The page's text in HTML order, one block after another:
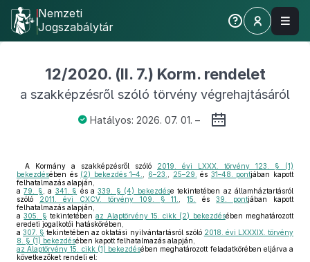
Nemzeti
Jogszabálytár
12/2020. (II. 7.) Korm. rendelet
a szakképzésről szóló törvény végrehajtásáról
Hatályos: 2026. 07. 01. –
A Kormány a szakképzésről szóló 2019. évi LXXX. törvény 123. § (1)
bekezdésében és (2) bekezdés 1–4. 6–23. 25–29. és 31–48. pontjában kapott
felhatalmazás alapján,
a79. § , a 341. § és a339. § (4) bekezdése tekintetében az államháztartásról
szóló 2011. évi CXCV. törvény 109. § 11. ,15. és39. pontjában kapott
felhatalmazás alapján,
a305. § tekintetébenaz Alaptörvény 15. cikk (2) bekezdésében meghatározott
eredeti jogalkotói hatáskörében,
a307. § tekintetében az oktatási nyilvántartásról szóló 2018. évi LXXXIX. törvény
8. § (1) bekezdésében kapott felhatalmazás alapján,
az Alaptörvény 15. cikk (1) bekezdésében meghatározott feladatkörében eljárva a
következőket rendeli el: